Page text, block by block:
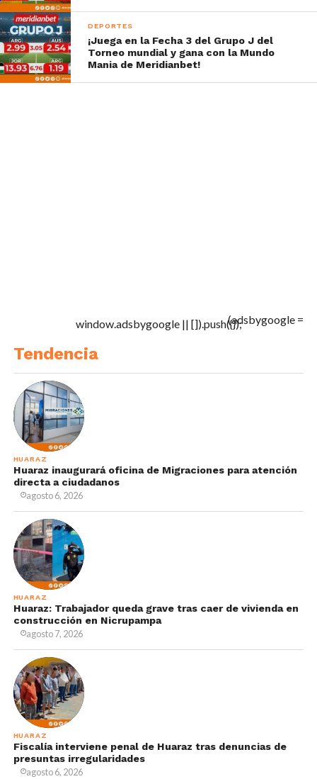
DEPORTES
¡Juega en la Fecha 3 del Grupo J del
Torneo mundial y gana con la Mundo
Mania de Meridianbet!
(adsbygoogle =
window.adsbygoogle || []).push({});
Tendencia
HUARAZ
Huaraz inaugurará oficina de Migraciones para atención
directa a ciudadanos
agosto 6, 2026
HUARAZ
Huaraz: Trabajador queda grave tras caer de vivienda en
construcción en Nicrupampa
agosto 7, 2026
HUARAZ
Fiscalía interviene penal de Huaraz tras denuncias de
presuntas irregularidades
agosto 6, 2026